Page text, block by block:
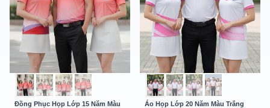
Đồng Phục Họp Lớp 15 Năm Màu
Áo Họp Lớp 20 Năm Màu Trắng